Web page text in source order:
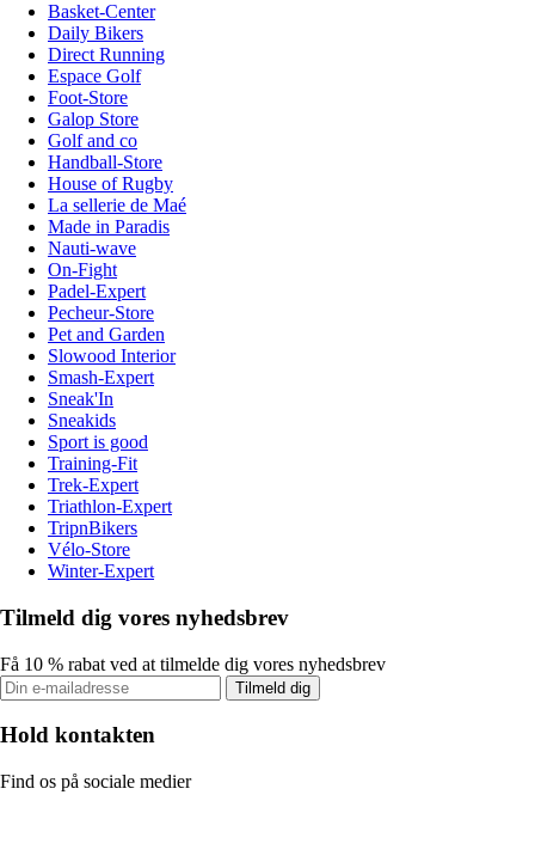
Basket-Center
Daily Bikers
Direct Running
Espace Golf
Foot-Store
Galop Store
Golf and co
Handball-Store
House of Rugby
La sellerie de Maé
Made in Paradis
Nauti-wave
On-Fight
Padel-Expert
Pecheur-Store
Pet and Garden
Slowood Interior
Smash-Expert
Sneak'In
Sneakids
Sport is good
Training-Fit
Trek-Expert
Triathlon-Expert
TripnBikers
Vélo-Store
Winter-Expert
Tilmeld dig vores nyhedsbrev
Få 10 % rabat ved at tilmelde dig vores nyhedsbrev
Tilmeld dig
Hold kontakten
Find os på sociale medier